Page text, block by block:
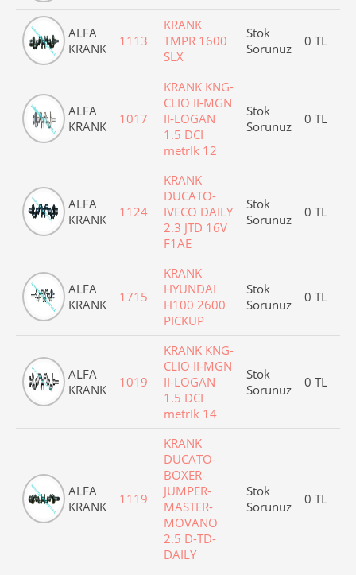
ALFA
KRANK
1113
KRANK
TMPR 1600
SLX
Stok
Sorunuz
0 TL
ALFA
KRANK
1017
KRANK KNG-
CLIO II-MGN
II-LOGAN
1.5 DCI
metrIk 12
Stok
Sorunuz
0 TL
ALFA
KRANK
1124
KRANK
DUCATO-
IVECO DAILY
2.3 JTD 16V
F1AE
Stok
Sorunuz
0 TL
ALFA
KRANK
1715
KRANK
HYUNDAI
H100 2600
PICKUP
Stok
Sorunuz
0 TL
ALFA
KRANK
1019
KRANK KNG-
CLIO II-MGN
II-LOGAN
1.5 DCI
metrIk 14
Stok
Sorunuz
0 TL
ALFA
KRANK
1119
KRANK
DUCATO-
BOXER-
JUMPER-
MASTER-
MOVANO
2.5 D-TD-
DAILY
Stok
Sorunuz
0 TL